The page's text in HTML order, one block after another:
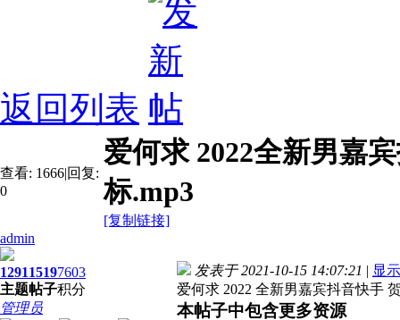
返回列表
查看: 1666|回复:
0
爱何求 2022全新男嘉
标.mp3
[复制链接]
admin
1291
主题
1519
帖子
7603
积分
管理员
发表于 2021-10-15 14:07:21 | 显
爱何求 2022 全新男嘉宾抖音快手
本帖子中包含更多资源